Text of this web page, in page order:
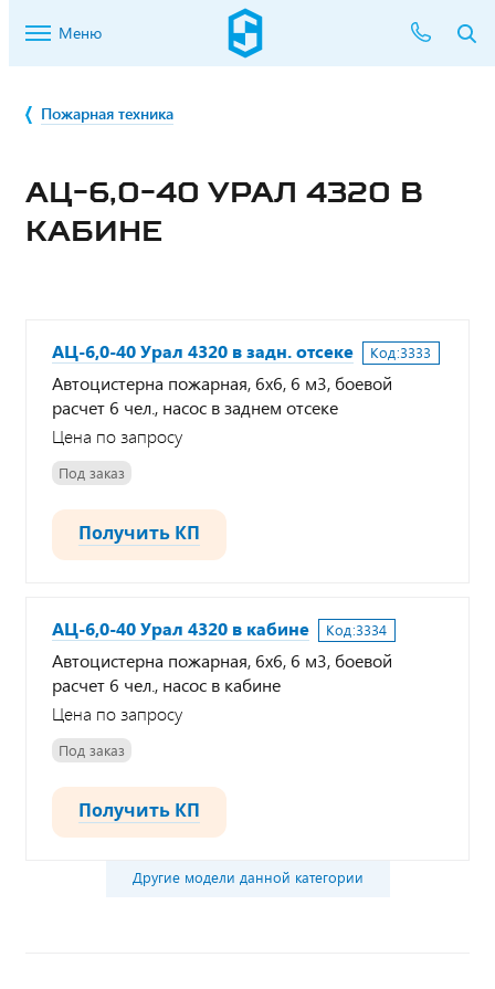
Меню
Пожарная техника
АЦ-6,0-40 УРАЛ 4320 В
КАБИНЕ
АЦ-6,0-40 Урал 4320 в задн. отсеке Код:3333
Автоцистерна пожарная, 6х6, 6 м3, боевой
расчет 6 чел., насос в заднем отсеке
Цена по запросу
Под заказ
Получить КП
АЦ-6,0-40 Урал 4320 в кабине Код:3334
Автоцистерна пожарная, 6х6, 6 м3, боевой
расчет 6 чел., насос в кабине
Цена по запросу
Под заказ
Получить КП
Другие модели данной категории